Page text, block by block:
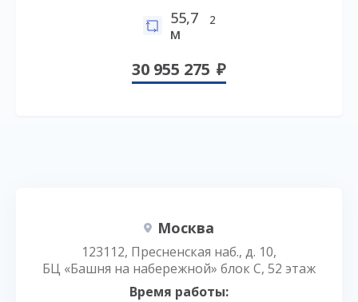
55,7
м
2
30 955 275
Москва
123112, Пресненская наб., д. 10,
БЦ «Башня на набережной» блок С, 52 этаж
Время работы: